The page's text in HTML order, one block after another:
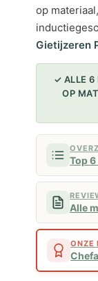
op
Gietijzeren
✓ ALLE 6
OP
Top
Alle
ONZE